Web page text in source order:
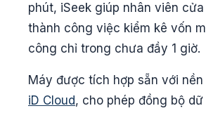
phút, iSeek giúp nhân viên
thành công việc kiểm kê vốn
công chỉ trong chưa đầy 1 giờ.
Máy được tích hợp sẵn với
iD Cloud, cho phép đồng bộ